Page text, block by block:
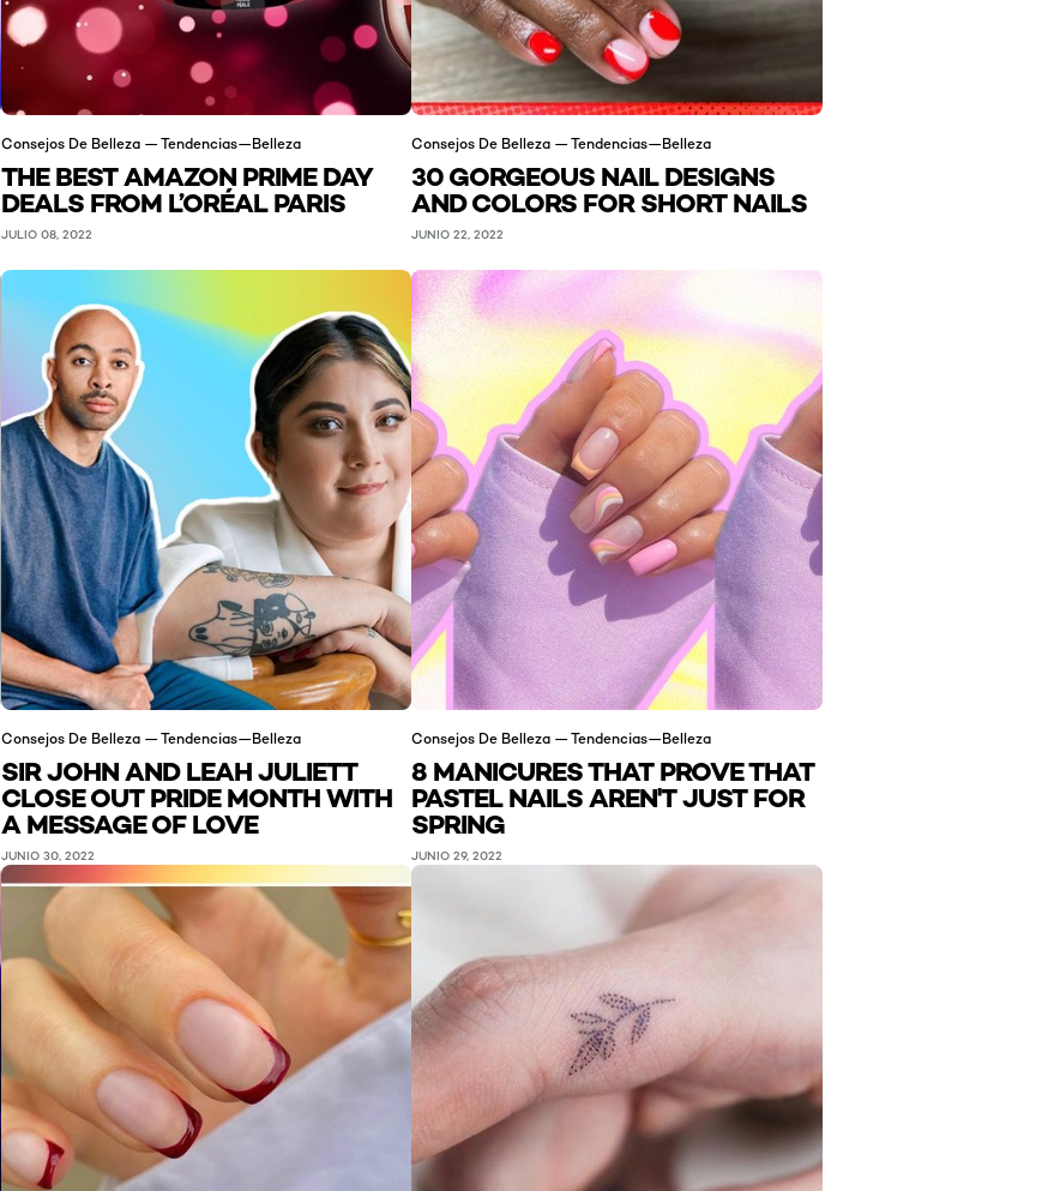
Consejos De Belleza — Tendencias—Belleza
THE BEST AMAZON PRIME DAY
DEALS FROM L’ORÉAL PARIS
JULIO 08, 2022
Consejos De Belleza — Tendencias—Belleza
30 GORGEOUS NAIL DESIGNS
AND COLORS FOR SHORT NAILS
JUNIO 22, 2022
Consejos De Belleza — Tendencias—Belleza
SIR JOHN AND LEAH JULIETT
CLOSE OUT PRIDE MONTH WITH
A MESSAGE OF LOVE
JUNIO 30, 2022
Consejos De Belleza — Tendencias—Belleza
8 MANICURES THAT PROVE THAT
PASTEL NAILS AREN'T JUST FOR
SPRING
JUNIO 29, 2022